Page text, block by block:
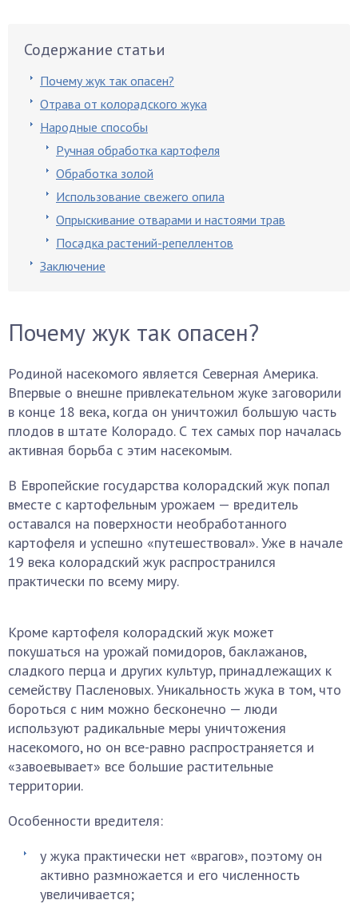
Содержание статьи
Почему жук так опасен?
Отрава от колорадского жука
Народные способы
Ручная обработка картофеля
Обработка золой
Использование свежего опила
Опрыскивание отварами и настоями трав
Посадка растений-репеллентов
Заключение
Почему жук так опасен?
Родиной насекомого является Северная Америка.
Впервые о внешне привлекательном жуке заговорили
в конце 18 века, когда он уничтожил большую часть
плодов в штате Колорадо. С тех самых пор началась
активная борьба с этим насекомым.
В Европейские государства колорадский жук попал
вместе с картофельным урожаем — вредитель
оставался на поверхности необработанного
картофеля и успешно «путешествовал». Уже в начале
19 века колорадский жук распространился
практически по всему миру.
Кроме картофеля колорадский жук может
покушаться на урожай помидоров, баклажанов,
сладкого перца и других культур, принадлежащих к
семейству Пасленовых. Уникальность жука в том, что
бороться с ним можно бесконечно — люди
используют радикальные меры уничтожения
насекомого, но он все-равно распространяется и
«завоевывает» все большие растительные
территории.
Особенности вредителя:
у жука практически нет «врагов», поэтому он
активно размножается и его численность
увеличивается;